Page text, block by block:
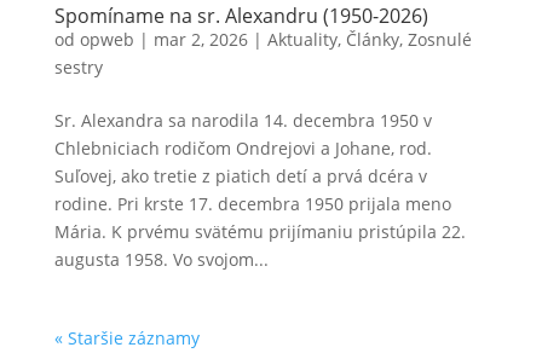
Spomíname na sr. Alexandru (1950-2026)
od opweb | mar 2, 2026| Aktuality, Články, Zosnulé
sestry
Sr. Alexandra sa narodila 14. decembra 1950 v
Chlebniciach rodičom Ondrejovi a Johane, rod.
Suľovej, ako tretie z piatich detí a prvá dcéra v
rodine. Pri krste 17. decembra 1950 prijala meno
Mária. K prvému svätému prijímaniu pristúpila 22.
augusta 1958. Vo svojom...
« Staršie záznamy